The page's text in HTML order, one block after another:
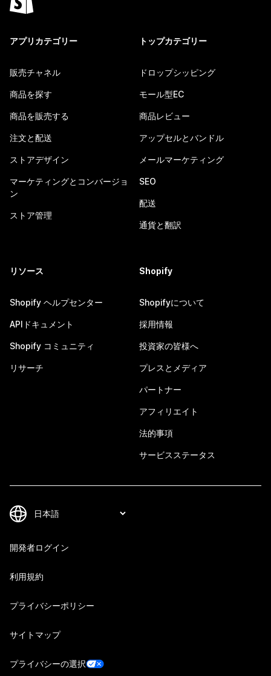
アプリカテゴリー
販売チャネル
商品を探す
商品を販売する
注文と配送
ストアデザイン
マーケティングとコンバージョ
ン
ストア管理
トップカテゴリー
ドロップシッピング
モール型EC
商品レビュー
アップセルとバンドル
メールマーケティング
SEO
配送
通貨と翻訳
リソース
Shopify ヘルプセンター
APIドキュメント
Shopify コミュニティ
リサーチ
Shopify
Shopifyについて
採用情報
投資家の皆様へ
プレスとメディア
パートナー
アフィリエイト
法的事項
サービスステータス
開発者ログイン
利用規約
プライバシーポリシー
サイトマップ
プライバシーの選択